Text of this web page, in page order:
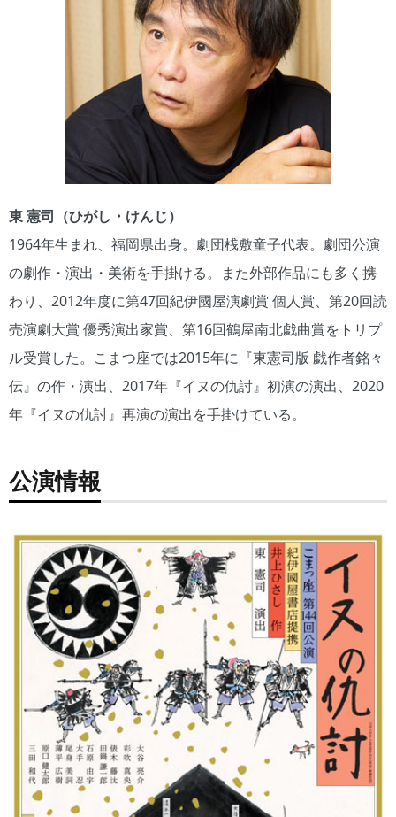
東 憲司（ひがし・けんじ）
1964年生まれ、福岡県出身。劇団桟敷童子代表。劇団公演
の劇作・演出・美術を手掛ける。また外部作品にも多く携
わり、2012年度に第47回紀伊國屋演劇賞 個人賞、第20回読
売演劇大賞 優秀演出家賞、第16回鶴屋南北戯曲賞をトリプ
ル受賞した。こまつ座では2015年に『東憲司版 戯作者銘々
伝』の作・演出、2017年『イヌの仇討』初演の演出、2020
年『イヌの仇討』再演の演出を手掛けている。
公演情報